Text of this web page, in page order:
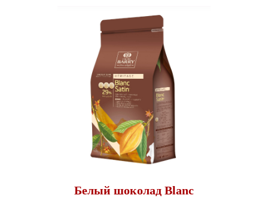
Белый шоколад Blanc